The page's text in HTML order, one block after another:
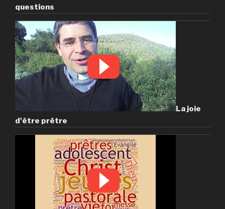
questions
La joie
d'être prêtre